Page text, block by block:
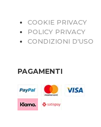
COOKIE PRIVACY
POLICY PRIVACY
CONDIZIONI D'USO
PAGAMENTI